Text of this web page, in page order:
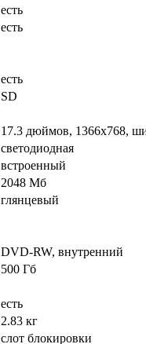
есть
есть
есть
SD
17.3 дюймов, 1366x768,
светодиодная
встроенный
2048 Мб
глянцевый
DVD-RW, внутренний
500 Гб
есть
2.83 кг
слот блокировки